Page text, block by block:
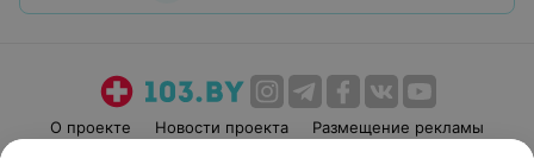
О проекте Новости проекта
Размещение рекламы